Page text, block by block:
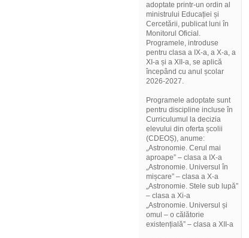
adoptate printr-un ordin al
ministrului Educației și
Cercetării, publicat luni în
Monitorul Oficial.
Programele, introduse
pentru clasa a IX-a, a X-a, a
XI-a și a XII-a, se aplică
începând cu anul școlar
2026-2027.
Programele adoptate sunt
pentru discipline incluse în
Curriculumul la decizia
elevului din oferta școlii
(CDEOȘ), anume:
„Astronomie. Cerul mai
aproape” – clasa a IX-a
„Astronomie. Universul în
mișcare” – clasa a X-a
„Astronomie. Stele sub lupă”
– clasa a Xi-a
„Astronomie. Universul și
omul – o călătorie
existențială” – clasa a XII-a